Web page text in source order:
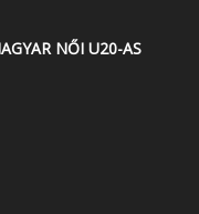
NŐI U20-AS